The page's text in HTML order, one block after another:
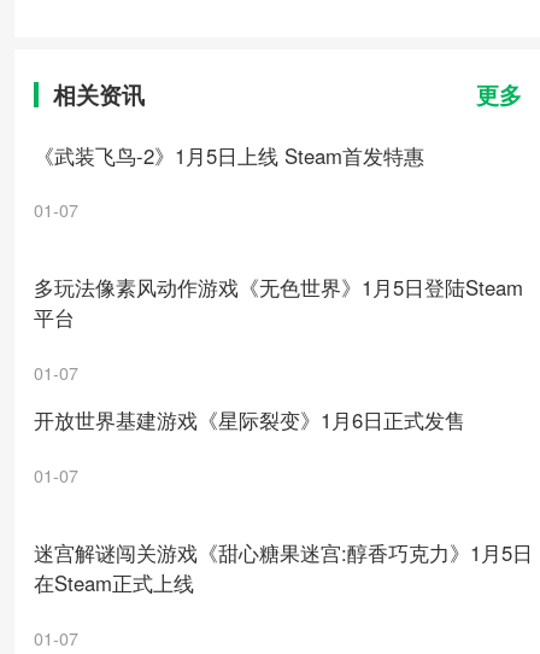
相关资讯 更多
《武装飞鸟-2》1月5日上线 Steam首发特惠
01-07
多玩法像素风动作游戏《无色世界》1月5日登陆Steam
平台
01-07
开放世界基建游戏《星际裂变》1月6日正式发售
01-07
迷宫解谜闯关游戏《甜心糖果迷宫:醇香巧克力》1月5日
在Steam正式上线
01-07